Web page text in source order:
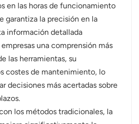
​​en las horas de funcionamiento
garantiza la precisión en la
información detallada
una comprensión más
las herramientas, su
costes de mantenimiento, lo
decisiones más acertadas sobre
los métodos tradicionales, la